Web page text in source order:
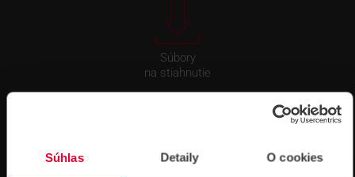
Súhlas Detaily O cookies
Súbory
na stiahnutie